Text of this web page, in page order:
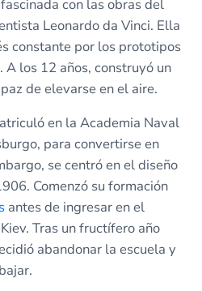
con las obras del
Leonardo da Vinci. Ella
constante por los prototipos
los 12 años, construyó un
de elevarse en el aire.
en la Academia Naval
para convertirse en
se centró en el diseño
Comenzó su formación
antes de ingresar en el
Tras un fructífero año
abandonar la escuela y